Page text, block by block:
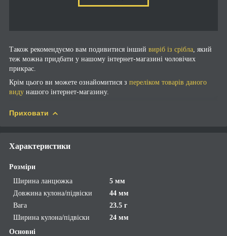
Також рекомендуємо вам подивитися інший виріб із срібла , який
теж можна придбати у нашому інтернет-магазині чоловічих
прикрас.
Крім цього ви можете ознайомитися з переліком товарів даного
виду нашого інтернет-магазину.
Приховати
Характеристики
Розміри
Ширина ланцюжка
5 мм
Довжина кулона/підвіски
44 мм
Вага
23.5 г
Ширина кулона/підвіски
24 мм
Основні